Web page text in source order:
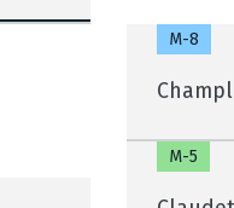
M-8
M-5